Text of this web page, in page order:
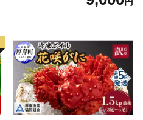
バナメイエビ バラ凍結】